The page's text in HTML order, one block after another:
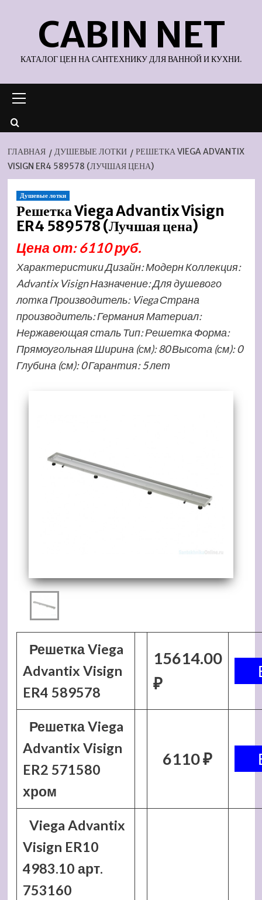
содержимомуCABIN NET
КАТАЛОГ ЦЕН НА САНТЕХНИКУ ДЛЯ ВАННОЙ И КУХНИ.
меню
ГЛАВНАЯ ДУШЕВЫЕ ЛОТКИ
РЕШЕТКА VIEGA ADVANTIX
VISIGN ER4 589578 (ЛУЧШАЯ ЦЕНА)
Душевые лотки
Решетка Viega Advantix Visign
ER4 589578 (Лучшая цена)
Цена от: 6110 руб.
Характеристики Дизайн: Модерн Коллекция:
Advantix Visign Назначение: Для душевого
лотка Производитель: Viega Страна
производитель: Германия Материал:
Нержавеющая сталь Тип: Решетка Форма:
Прямоугольная Ширина (см): 80 Высота (см): 0
Глубина (см): 0 Гарантия: 5 лет
Решетка Viega
Advantix Visign
ER4 589578
15614.00
₽
Решетка Viega
Advantix Visign
ER2 571580
хром
6110 ₽
Viega Advantix
Visign ER10
4983.10 арт.
753160